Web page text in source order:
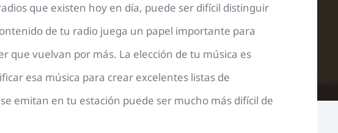
que existen hoy en día, puede ser difícil distinguir
de tu radio juega un papel importante para
que vuelvan por más. La elección de tu música es
esa música para crear excelentes listas de
emitan en tu estación puede ser mucho más difícil de